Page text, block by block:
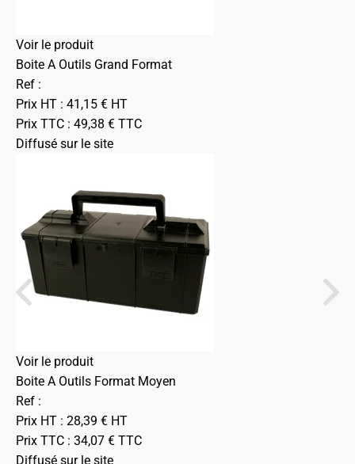
Voir le produit
Boite A Outils Grand Format
Ref :
Prix HT : 41,15 € HT
Prix TTC : 49,38 € TTC
Diffusé sur le site
Voir le produit
Boite A Outils Format Moyen
Ref :
Prix HT : 28,39 € HT
Prix TTC : 34,07 € TTC
Diffusé sur le site